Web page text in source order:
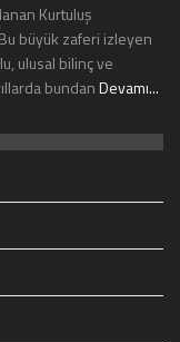
Kurtuluş
büyük zaferi izleyen
ulusal bilinç ve
bundanDevamı...